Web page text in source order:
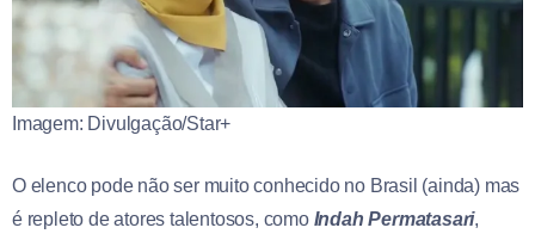
Imagem: Divulgação/Star+
O elenco pode não ser muito conhecido no Brasil (ainda) mas
é repleto de atores talentosos, como Indah Permatasari,